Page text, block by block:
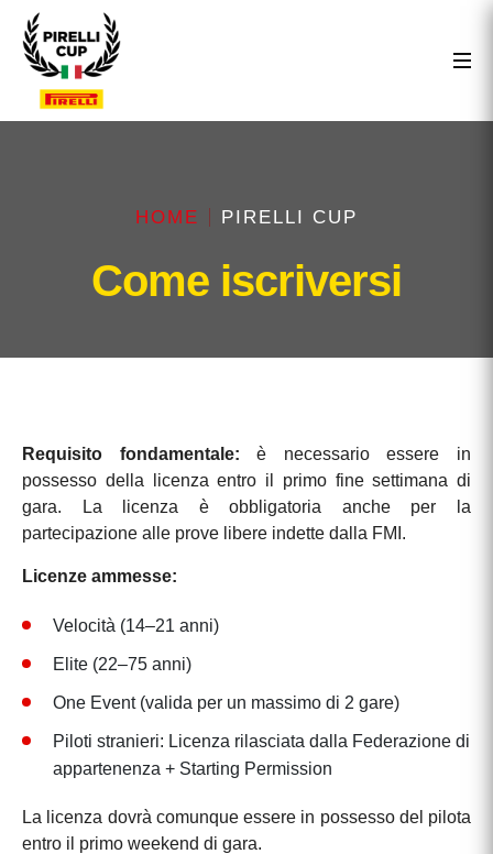
HOME PIRELLI CUP
Come iscriversi
Requisito fondamentale: è necessario essere in
possesso della licenza entro il primo fine settimana di
gara. La licenza è obbligatoria anche per la
partecipazione alle prove libere indette dalla FMI.
Licenze ammesse:
Velocità (14–21 anni)
Elite (22–75 anni)
One Event (valida per un massimo di 2 gare)
Piloti stranieri: Licenza rilasciata dalla Federazione di
appartenenza + Starting Permission
La licenza dovrà comunque essere in possesso del pilota
entro il primo weekend di gara.